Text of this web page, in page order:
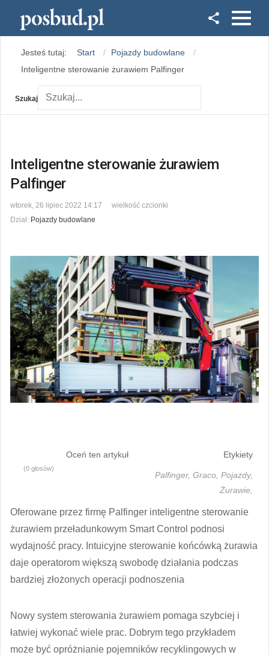
Instagram
Jesteś tutaj: Start
Pojazdy budowlane
Inteligentne sterowanie żurawiem Palfinger
Szukaj
Inteligentne sterowanie żurawiem
Palfinger
wtorek, 26 lipiec 2022 14:17
wielkość czcionki
Dział: Pojazdy budowlane
Oceń ten artykuł
(0 głosów)
Etykiety
Palfinger, Graco, Pojazdy,
Żurawie,
Oferowane przez firmę Palfinger inteligentne sterowanie
żurawiem przeładunkowym Smart Control podnosi
wydajność pracy. Intuicyjne sterowanie końcówką żurawia
daje operatorom większą swobodę działania podczas
bardziej złożonych operacji podnoszenia
Nowy system sterowania żurawiem pomaga szybciej i
łatwiej wykonać wiele prac. Dobrym tego przykładem
może być opróżnianie pojemników recyklingowych w